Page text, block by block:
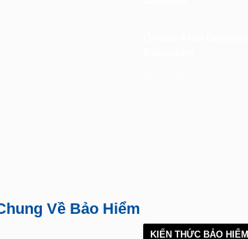
Về Bảo Hiểm
KIẾN THỨC BẢO HIỂM